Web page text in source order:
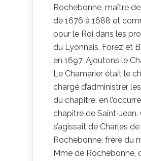
Rochebonne, maître
de 1676 à 1688 et
pour le Roi dans les
du Lyonnais, Forez et
en 1697. Ajoutons le
Le Chamarier était le
chargé d’administrer
du chapitre, en
chapitre de Saint-Jean.
s’agissait de Charles de
Rochebonne, frère du
Mme de Rochebonne,